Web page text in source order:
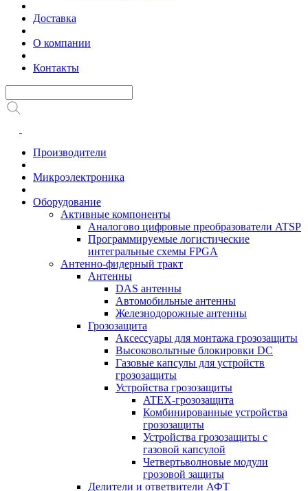
Доставка
О компании
Контакты
Производители
Микроэлектроника
Оборудование
Активные компоненты
Аналогово цифровые преобразователи ATSP
Программируемые логистические
интегральные схемы FPGA
Антенно-фидерный тракт
Антенны
DAS антенны
Автомобильные антенны
Железнодорожные антенны
Грозозащита
Аксессуары для монтажа грозозащиты
Высоковольтные блокировки DC
Газовые капсулы для устройств
грозозащиты
Устройства грозозащиты
ATEX-грозозащита
Комбинированные устройства
грозозащиты
Устройства грозозащиты с
газовой капсулой
Четвертьволновые модули
грозовой защиты
Делители и ответвители АФТ